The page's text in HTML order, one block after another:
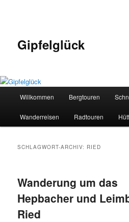
Gipfelglück
Willkommen Bergtouren
Wanderreisen Radtouren
SCHLAGWORT-ARCHIV: RIED
Wanderung um das
Hepbacher und
Ried